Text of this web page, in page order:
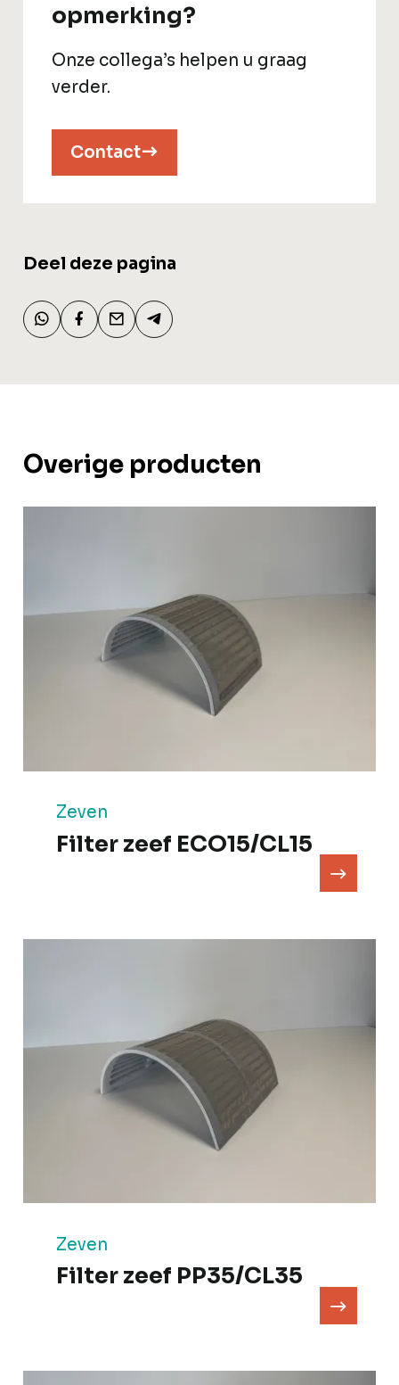
opmerking?
Onze collega’s helpen u graag
verder.
Contact
Deel deze pagina
Overige producten
Zeven
Filter zeef ECO15/CL15
Zeven
Filter zeef PP35/CL35